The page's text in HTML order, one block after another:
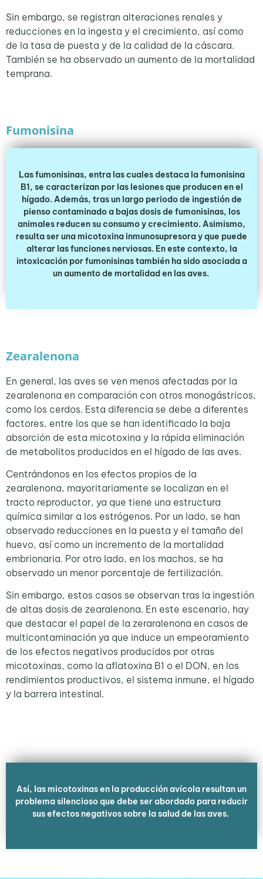
Sin embargo, se registran alteraciones renales y
reducciones en la ingesta y el crecimiento, así como
de la tasa de puesta y de la calidad de la cáscara.
También se ha observado un aumento de la mortalidad
temprana.
Fumonisina
Las fumonisinas, entra las cuales destaca la fumonisina
B1, se caracterizan por las lesiones que producen en el
hígado. Además, tras un largo periodo de ingestión de
pienso contaminado a bajas dosis de fumonisinas, los
animales reducen su consumo y crecimiento. Asimismo,
resulta ser una micotoxina inmunosupresora y que puede
alterar las funciones nerviosas. En este contexto, la
intoxicación por fumonisinas también ha sido asociada a
un aumento de mortalidad en las aves.
Zearalenona
En general, las aves se ven menos afectadas por la
zearalenona en comparación con otros monogástricos,
como los cerdos. Esta diferencia se debe a diferentes
factores, entre los que se han identificado la baja
absorción de esta micotoxina y la rápida eliminación
de metabolitos producidos en el hígado de las aves.
Centrándonos en los efectos propios de la
zearalenona, mayoritariamente se localizan en el
tracto reproductor, ya que tiene una estructura
química similar a los estrógenos. Por un lado, se han
observado reducciones en la puesta y el tamaño del
huevo, así como un incremento de la mortalidad
embrionaria. Por otro lado, en los machos, se ha
observado un menor porcentaje de fertilización.
Sin embargo, estos casos se observan tras la ingestión
de altas dosis de zearalenona. En este escenario, hay
que destacar el papel de la zeraralenona en casos de
multicontaminación ya que induce un empeoramiento
de los efectos negativos producidos por otras
micotoxinas, como la aflatoxina B1 o el DON, en los
rendimientos productivos, el sistema inmune, el hígado
y la barrera intestinal.
Así, las micotoxinas en la producción avícola resultan un
problema silencioso que debe ser abordado para reducir
sus efectos negativos sobre la salud de las aves.